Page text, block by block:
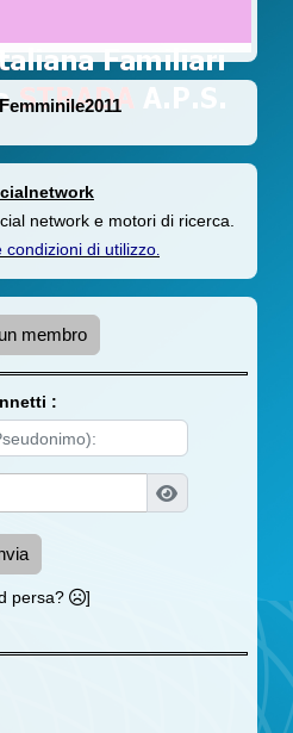
network e motori di ricerca.
condizioni di utilizzo.
membro
:
persa? ]